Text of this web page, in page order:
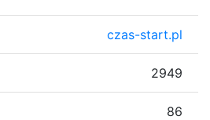
czas-start.pl
2949
86